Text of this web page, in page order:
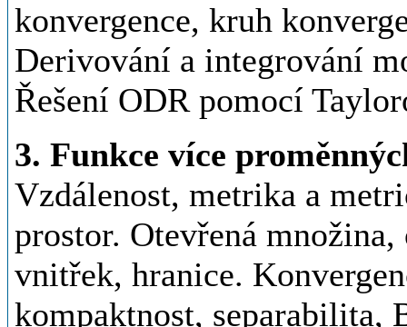
konvergence, kruh
Derivování a integrování
Řešení ODR pomocí
3. Funkce více
Vzdálenost, metrika a
prostor. Otevřená
vnitřek, hranice.
kompaktnost, separabilita,